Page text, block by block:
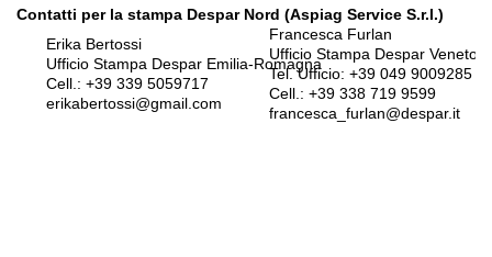
Contatti per la stampa Despar Nord (Aspiag Service S.r.l.)
Erika Bertossi
Ufficio Stampa Despar Emilia-Romagna
Cell.: +39 339 5059717
erikabertossi@gmail.com
Francesca Furlan
Ufficio Stampa Despar Veneto
Tel. Ufficio: +39 049 9009285
Cell.: +39 338 719 9599
francesca_furlan@despar.it